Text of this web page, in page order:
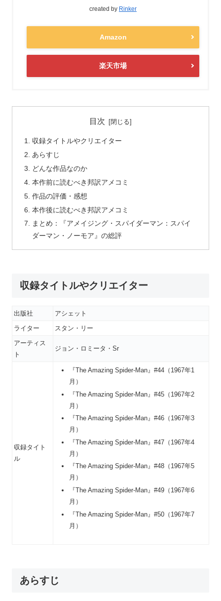
created by Rinker
Amazon
楽天市場
目次
収録タイトルやクリエイター
あらすじ
どんな作品なのか
本作前に読むべき邦訳アメコミ
作品の評価・感想
本作後に読むべき邦訳アメコミ
まとめ：『アメイジング・スパイダーマン：スパイ
ダーマン・ノーモア』の総評
収録タイトルやクリエイター
出版社
アシェット
ライター
スタン・リー
アーティス
ト
ジョン・ロミータ・Sr
収録タイト
ル
『The Amazing Spider-Man』#44（1967年1
月）
『The Amazing Spider-Man』#45（1967年2
月）
『The Amazing Spider-Man』#46（1967年3
月）
『The Amazing Spider-Man』#47（1967年4
月）
『The Amazing Spider-Man』#48（1967年5
月）
『The Amazing Spider-Man』#49（1967年6
月）
『The Amazing Spider-Man』#50（1967年7
月）
あらすじ